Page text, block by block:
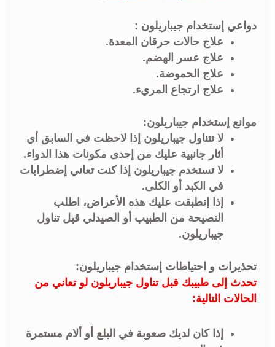
دواعي إستخدام جيباريلون :
علاج حالات حرقان المعدة.
علاج عسر الهضم.
علاج الحموضة.
علاج ارتجاع المريء.
موانع إستخدام جيباريلون:
لا تتناول جيباريلون إذا لاحظت في السابق أي
أثار جانبية عليك من إحدى مكونات هذا الدواء.
لا تستخدم جيباريلون إذا كنت تعاني إضطرابات
في الكبد أو الكلى.
إذا إنطبقت عليك هذه الأعراض، اطلب
النصيحة من الطبيب أو الصيدلي قبل تناول
جيباريلون.
تحذيرات و احتياطات إستخدام جيباريلون:
تحدث إلى طبيبك قبل تناول جيباريلون لو تعاني من
الحالات التالية:
إذا كان لديك صعوبة في البلع أو ألام مستمرة